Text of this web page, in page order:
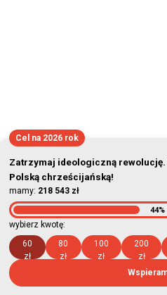
Cel na 2026 rok
Zatrzymaj ideologiczną rewolucję.
Polską chrześcijańską!
mamy: 218 543 zł
44%
wybierz kwotę:
60
zł
80
zł
100
zł
200
zł